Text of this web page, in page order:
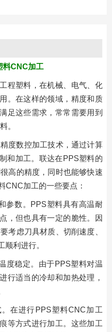
料CNC加工
程塑料，在机械、电气、化
。在这样的领域，精度和质
足这些需求，常常需要用到
。
度数控加工技术，通过计算
和加工。联达在PPS塑料的
高的精度，同时也能够快速
CNC加工的一些要点：
参数。PPS塑料具有高温耐
，但也具有一定的脆性。因
考虑刀具材质、切削速度、
顺利进行。
度稳定。由于PPS塑料对温
行适当的冷却和加热处理，
在进行PPS塑料CNC加工
等方式进行加工。这些加工